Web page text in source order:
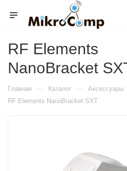
RF Elements
NanoBracket
Главная — Каталог — Аксессуары
RF Elements NanoBracket SXT